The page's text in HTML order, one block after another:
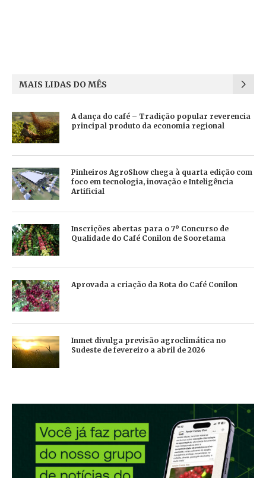
MAIS LIDAS DO MÊS
A dança do café – Tradição popular reverencia
principal produto da economia regional
Pinheiros AgroShow chega à quarta edição com
foco em tecnologia, inovação e Inteligência
Artificial
Inscrições abertas para o 7º Concurso de
Qualidade do Café Conilon de Sooretama
Aprovada a criação da Rota do Café Conilon
Inmet divulga previsão agroclimática no
Sudeste de fevereiro a abril de 2026